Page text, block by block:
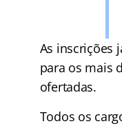
As inscrições
para os mais
ofertadas.
Todos os